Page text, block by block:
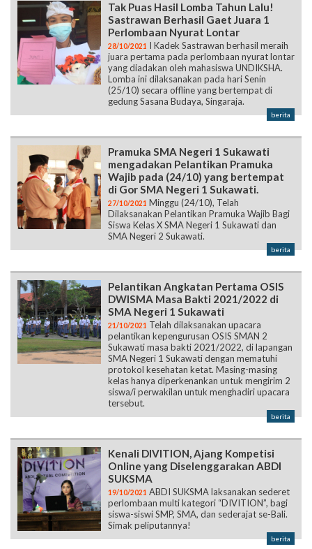
Tak Puas Hasil Lomba Tahun Lalu!
Sastrawan Berhasil Gaet Juara 1
Perlombaan Nyurat Lontar
28/10/2021 I Kadek Sastrawan berhasil meraih
juara pertama pada perlombaan nyurat lontar
yang diadakan oleh mahasiswa UNDIKSHA.
Lomba ini dilaksanakan pada hari Senin
(25/10) secara offline yang bertempat di
gedung Sasana Budaya, Singaraja.
berita
Pramuka SMA Negeri 1 Sukawati
mengadakan Pelantikan Pramuka
Wajib pada (24/10) yang bertempat
di Gor SMA Negeri 1 Sukawati.
27/10/2021 Minggu (24/10), Telah
Dilaksanakan Pelantikan Pramuka Wajib Bagi
Siswa Kelas X SMA Negeri 1 Sukawati dan
SMA Negeri 2 Sukawati.
berita
Pelantikan Angkatan Pertama OSIS
DWISMA Masa Bakti 2021/2022 di
SMA Negeri 1 Sukawati
21/10/2021 Telah dilaksanakan upacara
pelantikan kepengurusan OSIS SMAN 2
Sukawati masa bakti 2021/2022, di lapangan
SMA Negeri 1 Sukawati dengan mematuhi
protokol kesehatan ketat. Masing-masing
kelas hanya diperkenankan untuk mengirim 2
siswa/i perwakilan untuk menghadiri upacara
tersebut.
berita
Kenali DIVITION, Ajang Kompetisi
Online yang Diselenggarakan ABDI
SUKSMA
19/10/2021 ABDI SUKSMA laksanakan sederet
perlombaan multi kategori “DIVITION”, bagi
siswa-siswi SMP, SMA, dan sederajat se-Bali.
Simak peliputannya!
berita